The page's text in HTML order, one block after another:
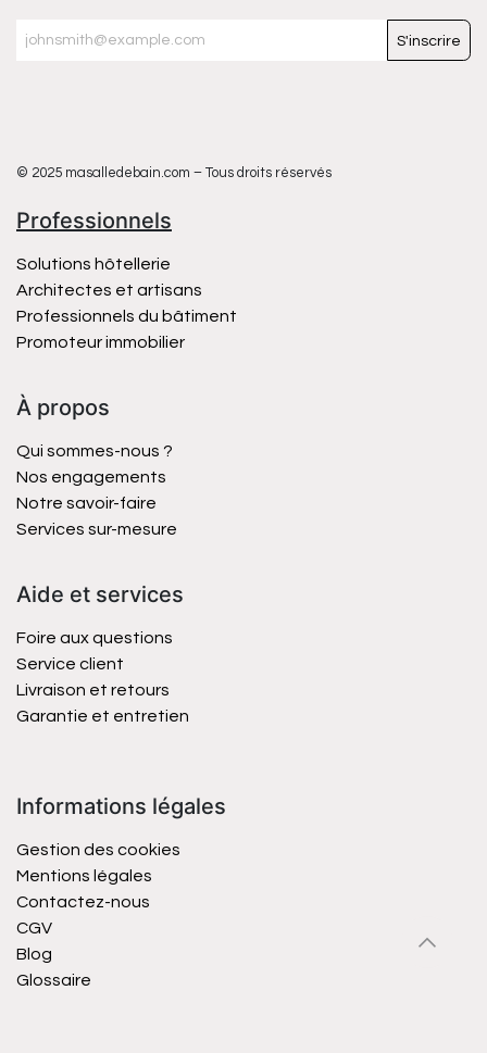
S'inscrire
© 2025 masalledebain.com – Tous droits réservés
Professionnels
Solutions hôtellerie
Architectes et artisans
Professionnels du bâtiment
Promoteur immobilier
À propos
Qui sommes-nous ?
Nos engagements
Notre savoir-faire
Services sur-mesure
Aide et services
Foire aux questions
Service client
Livraison et retours
Garantie et entretien
Informations légales
Gestion des cookies
Mentions légales
Contactez-nous
CGV
Blog
Glossaire